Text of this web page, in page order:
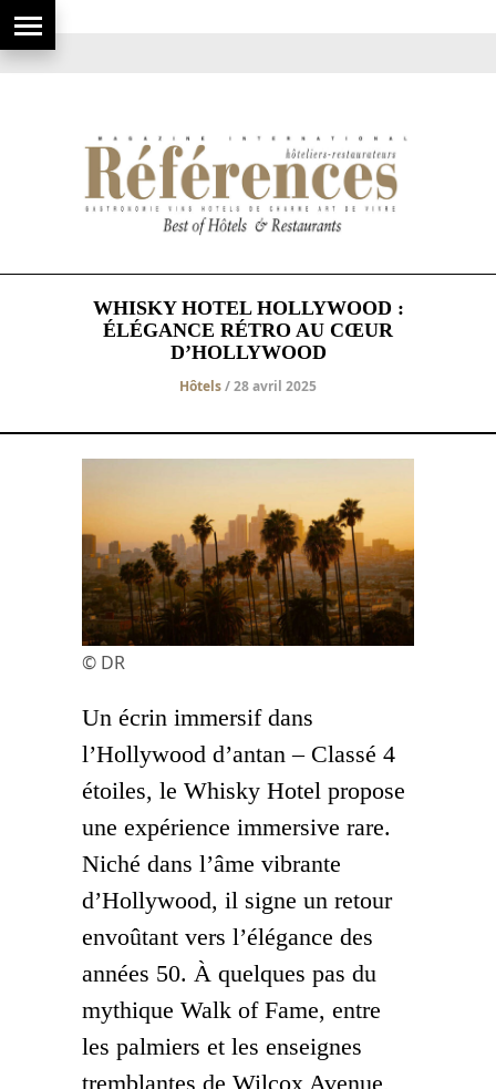
WHISKY HOTEL HOLLYWOOD :
ÉLÉGANCE RÉTRO AU CŒUR
D’HOLLYWOOD
Hôtels/ 28 avril 2025
© DR
Un écrin immersif dans
l’Hollywood d’antan – Classé 4
étoiles, le Whisky Hotel propose
une expérience immersive rare.
Niché dans l’âme vibrante
d’Hollywood, il signe un retour
envoûtant vers l’élégance des
années 50. À quelques pas du
mythique Walk of Fame, entre
les palmiers et les enseignes
tremblantes de Wilcox Avenue,